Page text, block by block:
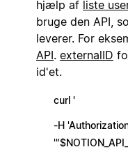
hjælp af liste
bruge den API,
leverer. For
API. externalID
id'et.
curl '
-H